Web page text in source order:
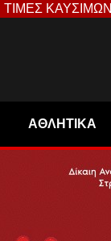
ΤΙΜΕΣ ΚΑΥΣΙΜΩΝ
ΑΘΛΗΤΙΚΑ